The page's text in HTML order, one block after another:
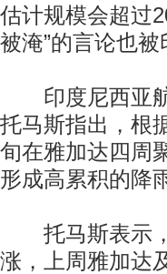
估计规模会超过
被淹”的言论也
印度尼西亚航
托马斯指出，根
旬在雅加达四周
形成高累积的降
托马斯表示，
涨，上周雅加达